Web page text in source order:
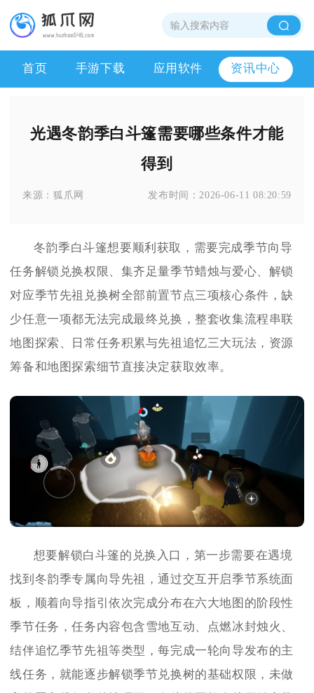
首页 手游下载 应用软件 资讯中心
光遇冬韵季白斗篷需要哪些条件才能
得到
来源：狐爪网 发布时间：2026-06-11 08:20:59
冬韵季白斗篷想要顺利获取，需要完成季节向导
任务解锁兑换权限、集齐足量季节蜡烛与爱心、解锁
对应季节先祖兑换树全部前置节点三项核心条件，缺
少任意一项都无法完成最终兑换，整套收集流程串联
地图探索、日常任务积累与先祖追忆三大玩法，资源
筹备和地图探索细节直接决定获取效率。
想要解锁白斗篷的兑换入口，第一步需要在遇境
找到冬韵季专属向导先祖，通过交互开启季节系统面
板，顺着向导指引依次完成分布在六大地图的阶段性
季节任务，任务内容包含雪地互动、点燃冰封烛火、
结伴追忆季节先祖等类型，每完成一轮向导发布的主
线任务，就能逐步解锁季节兑换树的基础权限，未做